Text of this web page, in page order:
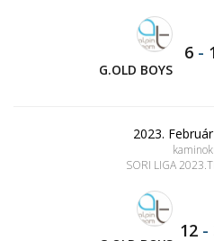
G.OLD BOYS
6 -
2023.
SORI LIGA
12 -